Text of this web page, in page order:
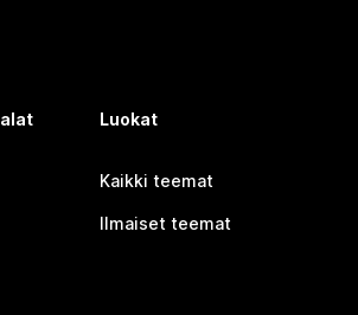
Luokat
Kaikki teemat
Ilmaiset teemat